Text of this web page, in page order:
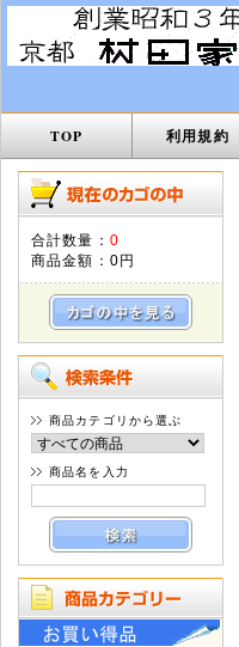
TOP 利用規約
合計数量： 0
商品金額： 0円
商品カテゴリから選ぶ
商品名を入力